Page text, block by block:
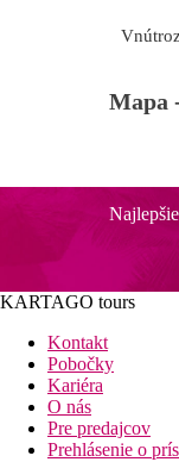
Mapa
KARTAGO tours
Kontakt
Pobočky
Kariéra
O nás
Pre predajcov
Prehlásenie o